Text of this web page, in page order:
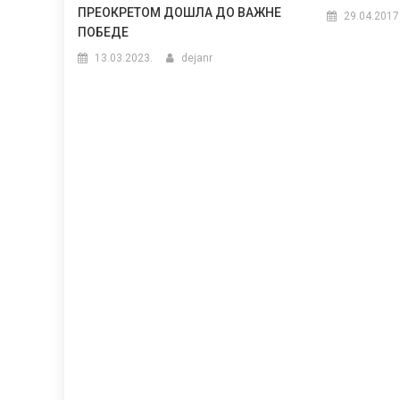
ПРЕОКРЕТОМ ДОШЛА ДО ВАЖНЕ
ПОБЕДЕ
13.03.2023. dejanr
29.04.2017.